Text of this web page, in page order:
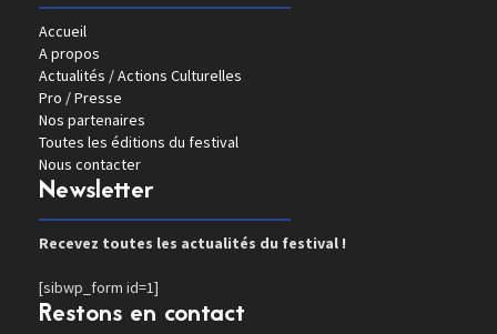
Accueil
A propos
Actualités / Actions Culturelles
Pro / Presse
Nos partenaires
Toutes les éditions du festival
Nous contacter
Newsletter
Recevez toutes les actualités du festival !
[sibwp_form id=1]
Restons en contact